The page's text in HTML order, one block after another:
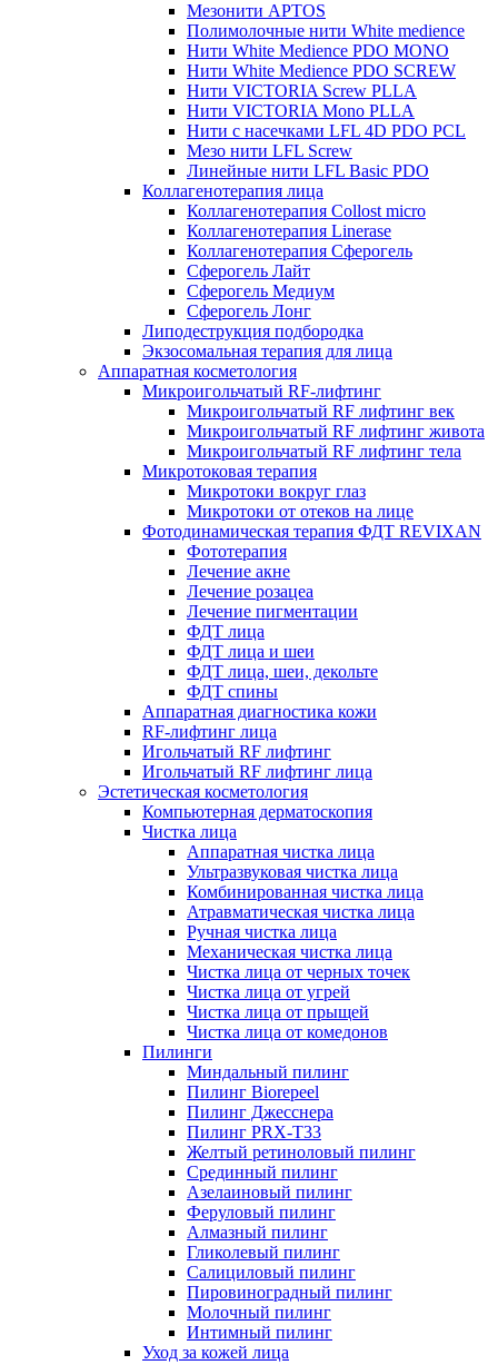
Мезонити APTOS
Полимолочные нити White medience
Нити White Medience PDO MONO
Нити White Medience PDO SCREW
Нити VICTORIA Screw PLLA
Нити VICTORIA Mono PLLA
Нити с насечками LFL 4D PDO PCL
Мезо нити LFL Screw
Линейные нити LFL Basic PDO
Коллагенотерапия лица
Коллагенотерапия Collost micro
Коллагенотерапия Linerase
Коллагенотерапия Сферогель
Сферогель Лайт
Сферогель Медиум
Сферогель Лонг
Липодеструкция подбородка
Экзосомальная терапия для лица
Аппаратная косметология
Микроигольчатый RF-лифтинг
Микроигольчатый RF лифтинг век
Микроигольчатый RF лифтинг живота
Микроигольчатый RF лифтинг тела
Микротоковая терапия
Микротоки вокруг глаз
Микротоки от отеков на лице
Фотодинамическая терапия ФДТ REVIXAN
Фототерапия
Лечение акне
Лечение розацеа
Лечение пигментации
ФДТ лица
ФДТ лица и шеи
ФДТ лица, шеи, декольте
ФДТ спины
Аппаратная диагностика кожи
RF-лифтинг лица
Игольчатый RF лифтинг
Игольчатый RF лифтинг лица
Эстетическая косметология
Компьютерная дерматоскопия
Чистка лица
Аппаратная чистка лица
Ультразвуковая чистка лица
Комбинированная чистка лица
Атравматическая чистка лица
Ручная чистка лица
Механическая чистка лица
Чистка лица от черных точек
Чистка лица от угрей
Чистка лица от прыщей
Чистка лица от комедонов
Пилинги
Миндальный пилинг
Пилинг Biorepeel
Пилинг Джесснера
Пилинг PRX-T33
Желтый ретиноловый пилинг
Срединный пилинг
Азелаиновый пилинг
Феруловый пилинг
Алмазный пилинг
Гликолевый пилинг
Салициловый пилинг
Пировиноградный пилинг
Молочный пилинг
Интимный пилинг
Уход за кожей лица